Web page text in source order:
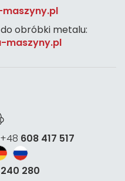
obróbki metalu:
maszyny.pl
+48 608 417 517
280